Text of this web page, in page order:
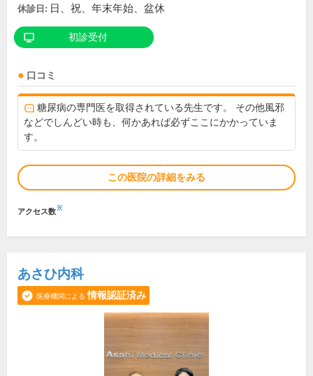
休診日: 日、祝、年末年始、盆休
初診受付
口コミ
糖尿病の専門医を取得されている先生です。 その他風邪
などでしんどい時も、何かあれば必ずここにかかっていま
す。
この医院の詳細をみる
アクセス数※
あさひ内科
医療機関による 情報認証済み